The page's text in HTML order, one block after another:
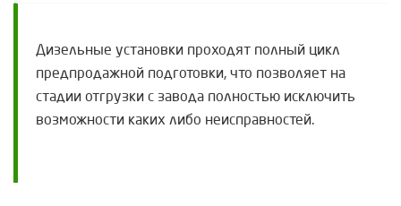
Дизельные установки проходят полный цикл
предпродажной подготовки, что позволяет на
стадии отгрузки с завода полностью исключить
возможности каких либо неисправностей.